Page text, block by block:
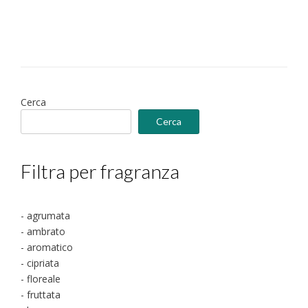
pagina
del
prodotto
Cerca
Cerca
Filtra per fragranza
- agrumata
- ambrato
- aromatico
- cipriata
- floreale
- fruttata